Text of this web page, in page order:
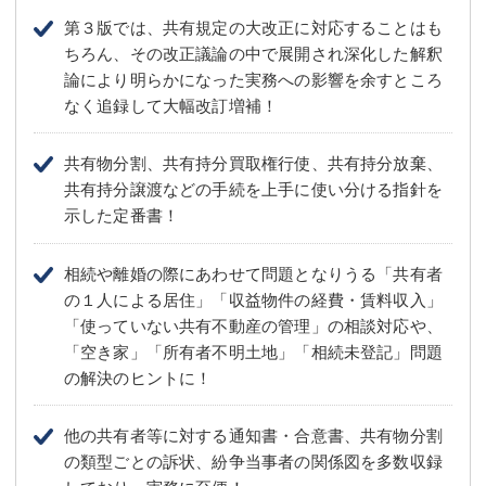
第３版では、共有規定の大改正に対応することはも
ちろん、その改正議論の中で展開され深化した解釈
論により明らかになった実務への影響を余すところ
なく追録して大幅改訂増補！
共有物分割、共有持分買取権行使、共有持分放棄、
共有持分譲渡などの手続を上手に使い分ける指針を
示した定番書！
相続や離婚の際にあわせて問題となりうる「共有者
の１人による居住」「収益物件の経費・賃料収入」
「使っていない共有不動産の管理」の相談対応や、
「空き家」「所有者不明土地」「相続未登記」問題
の解決のヒントに！
他の共有者等に対する通知書・合意書、共有物分割
の類型ごとの訴状、紛争当事者の関係図を多数収録